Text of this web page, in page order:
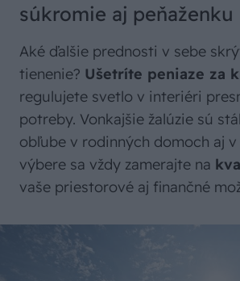
súkromie aj peňaženku
Aké ďalšie prednosti v sebe
tienenie? Ušetríte peniaze za
regulujete svetlo v interiéri
potreby. Vonkajšie žalúzie sú
obľube v rodinných domoch aj
výbere sa vždy zamerajte na
vaše priestorové aj finančné